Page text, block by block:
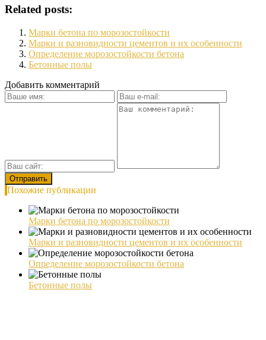
Related posts:
Марки бетона по морозостойкости
Марки и разновидности цементов и их особенности
Определение морозостойкости бетона
Бетонные полы
Добавить комментарий
Похожие публикации
Марки бетона по морозостойкости
Марки и разновидности цементов и их особенности
Определение морозостойкости бетона
Бетонные полы